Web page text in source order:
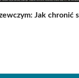
Jak chronić